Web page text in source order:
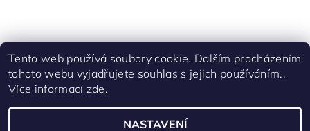
Shoptet.cz Facebook
Tento web používá soubory cookie. Dalším procházením
tohoto webu vyjadřujete souhlas s jejich používáním..
Více informací zde.
NASTAVENÍ